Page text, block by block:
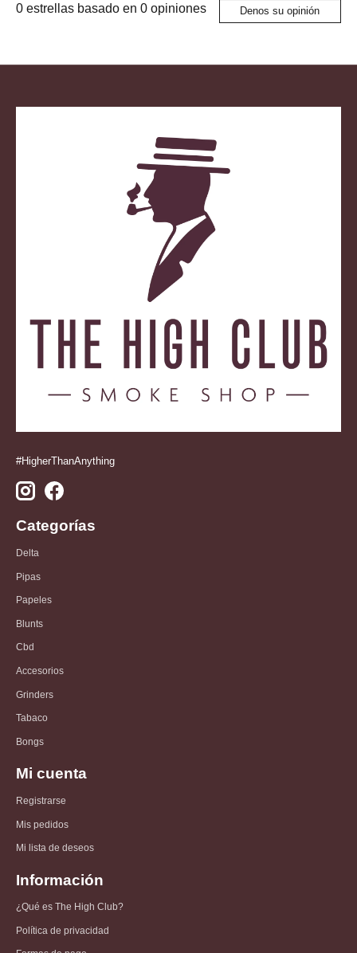
0 estrellas basado en 0 opiniones Denos su opinión
#HigherThanAnything
Categorías
Delta
Pipas
Papeles
Blunts
Cbd
Accesorios
Grinders
Tabaco
Bongs
Mi cuenta
Registrarse
Mis pedidos
Mi lista de deseos
Información
¿Qué es The High Club?
Política de privacidad